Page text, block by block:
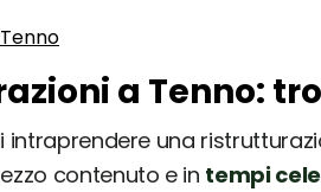
Tenno
a Tenno:
intraprendere una
contenuto e in tempi